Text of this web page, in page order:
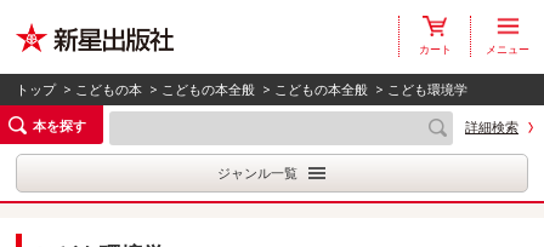
カート メニュー
トップ > こどもの本 > こどもの本全般 > こどもの本全般 > こども環境学
本を探す
詳細検索
ジャンル一覧